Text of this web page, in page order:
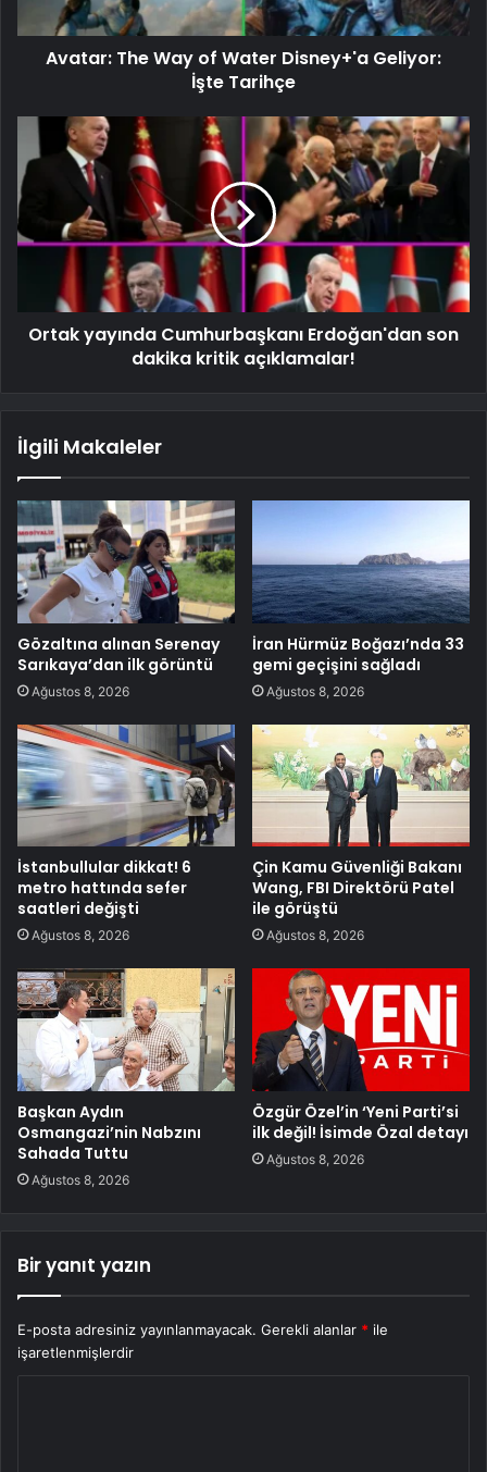
Avatar: The Way of Water Disney+'a Geliyor:
İşte Tarihçe
Ortak yayında Cumhurbaşkanı Erdoğan'dan son
dakika kritik açıklamalar!
İlgili Makaleler
Gözaltına alınan Serenay
Sarıkaya’dan ilk görüntü
Ağustos 8, 2026
İran Hürmüz Boğazı’nda 33
gemi geçişini sağladı
Ağustos 8, 2026
İstanbullular dikkat! 6
metro hattında sefer
saatleri değişti
Ağustos 8, 2026
Çin Kamu Güvenliği Bakanı
Wang, FBI Direktörü Patel
ile görüştü
Ağustos 8, 2026
Başkan Aydın
Osmangazi’nin Nabzını
Sahada Tuttu
Ağustos 8, 2026
Özgür Özel’in ‘Yeni Parti’si
ilk değil! İsimde Özal detayı
Ağustos 8, 2026
Bir yanıt yazın
E-posta adresiniz yayınlanmayacak. Gerekli alanlar * ile
işaretlenmişlerdir